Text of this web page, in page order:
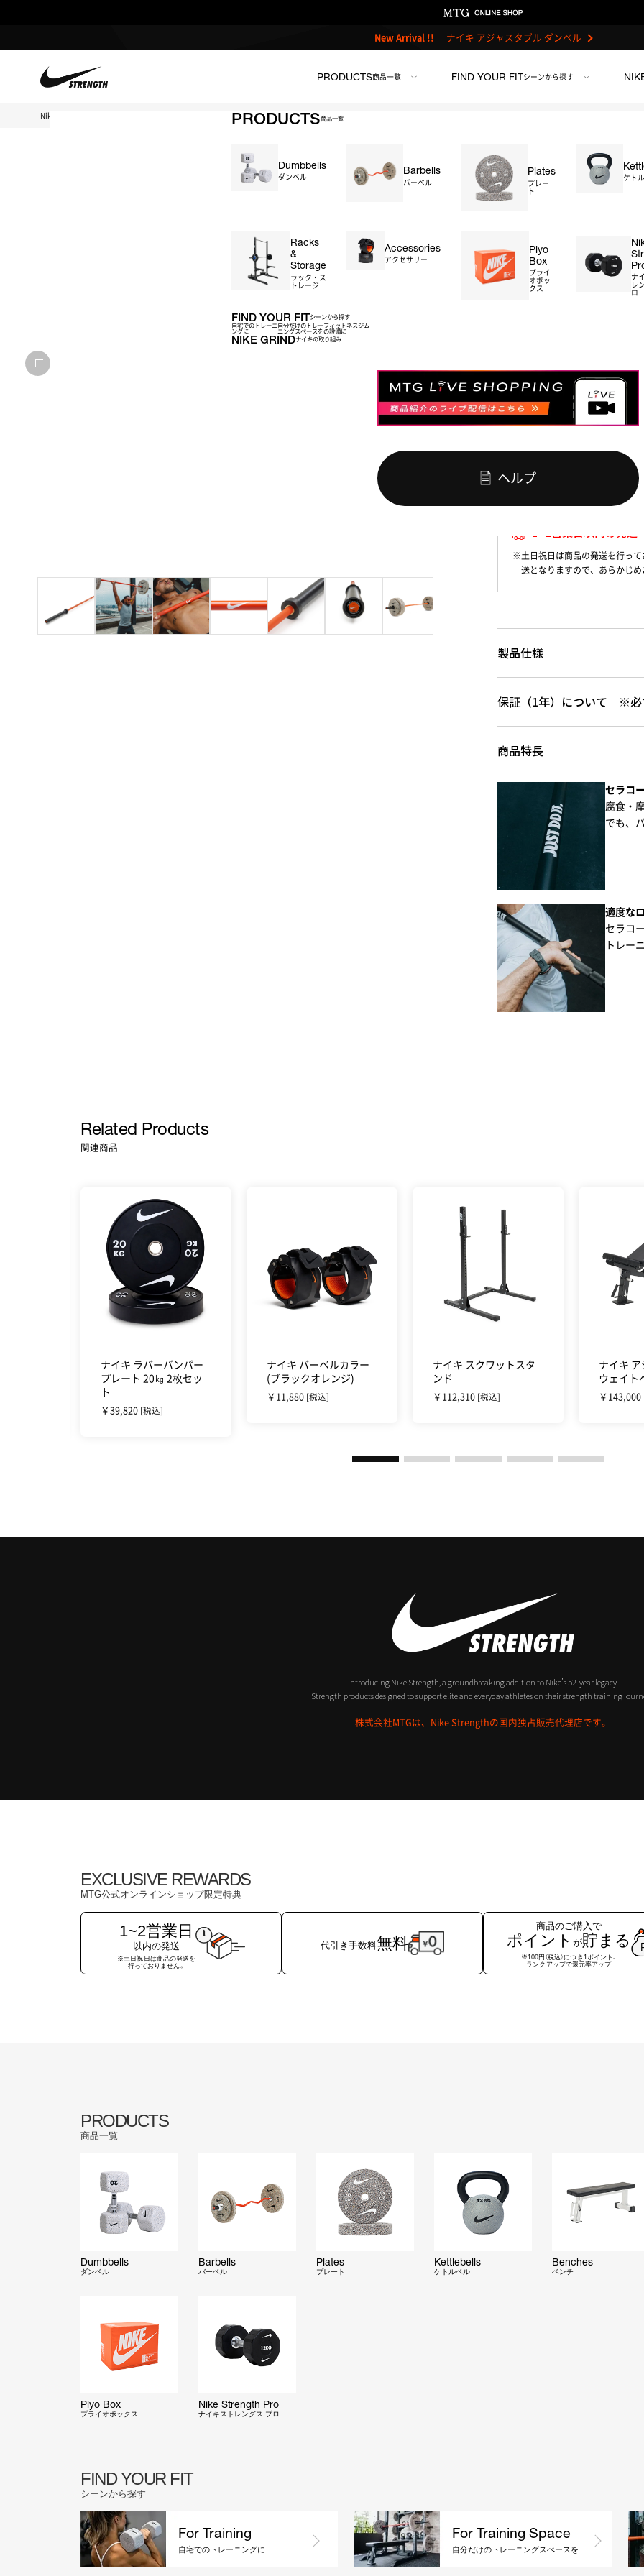
New Arrival !! ナイキ アジャスタブル ダンベル
PRODUCTS商品一覧 FIND YOUR FITシーンから探す
PRODUCTS商品一覧
Dumbbells
ダンベル Barbells
バーベル
Plates
プレー
ト
ケト
Racks
&
Storage
ラック・ス
トレージ
Accessories
アクセサリー
Plyo
Box
プライ
オボッ
クス
ナ
レ
ロ
FIND YOUR FITシーンから探す
自宅でのトレーニ
ングに
自分だけのトレー
ニングスぺースを
フィットネスジム
の設備に
NIKE GRINDナイキの取り組み
ヘルプ
Nike Strength TOP ナイキストレングス シールドバーベル 20kg (オレンジ)
ナイキストレン
カラー：オレンジ
￥72,490
※別途送料5,500円がかかり
※土日祝日は商品の発送を行って
送となりますので、あらかじめ
製品仕様
保証（1年）について ※必
商品特長
セラコ
腐食・
でも、
適度な
セラコ
トレー
Related Products
関連商品
ナイキ ラバーバンパー
プレート 20㎏ 2枚セッ
ト
￥39,820 [税込]
ナイキ バーベルカラー
(ブラックオレンジ)
￥11,880 [税込]
ナイキ スクワットスタ
ンド
￥112,310 [税込]
ナイキ
ウェイト
￥143,000
Introducing Nike Strength, a groundbreaking addition to Nike’s 52-year legacy.
Strength products designed to support elite and everyday athletes on their strength training
株式会社MTGは、Nike Strengthの国内独占販売代理店です。
EXCLUSIVE REWARDS
MTG公式オンラインショップ限定特典
1~2営業日
以内の発送
※土日祝日は商品の発送を
行っておりません。
代引き手数料無料
商品のご購入で
ポイント が貯まる
※100円（税込）につき1ポイント、
ランクアップで還元率アップ
PRODUCTS
商品一覧
Dumbbells
ダンベル
Barbells
バーベル
Plates
プレート
Kettlebells
ケトルベル
Benches
ベンチ
Plyo Box
プライオボックス
Nike Strength Pro
ナイキストレングス プロ
FIND YOUR FIT
シーンから探す
For Training
自宅でのトレーニングに
For Training Space
自分だけのトレーニングスぺースを